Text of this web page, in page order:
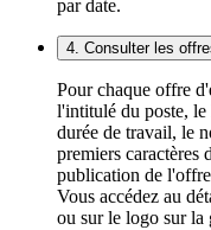
par date.
4. Consulter les
Pour chaque offre
l'intitulé du poste, le
durée de travail, le
premiers caractères
publication de
Vous accédez au
ou sur le logo sur la